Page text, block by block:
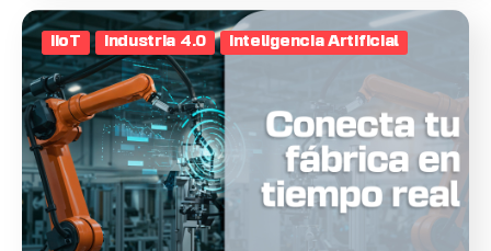
IIoT Industria 4.0 Inteligencia Artificial